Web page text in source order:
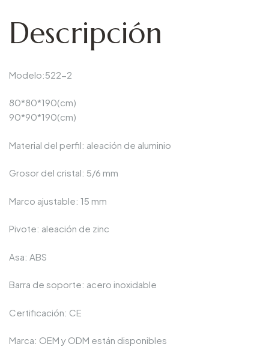
Descripción
Modelo:522-2
80*80*190(cm)
90*90*190(cm)
Material del perfil: aleación de aluminio
Grosor del cristal: 5/6 mm
Marco ajustable: 15 mm
Pivote: aleación de zinc
Asa: ABS
Barra de soporte: acero inoxidable
Certificación: CE
Marca: OEM y ODM están disponibles